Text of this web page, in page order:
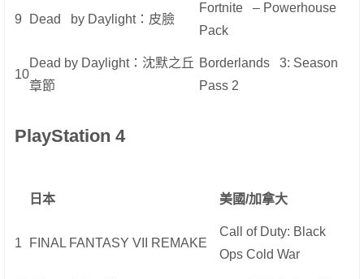
9 Dead by Daylight：皮臉
Fortnite – Powerhouse
Pack
10
Dead by Daylight：沈默之丘
章節
Borderlands 3: Season
Pass 2
PlayStation 4
日本 美國/加拿大
1 FINAL FANTASY VII REMAKE
Call of Duty: Black
Ops Cold War